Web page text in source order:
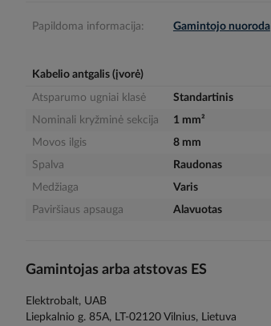
Papildoma informacija: Gamintojo nuoroda
Kabelio antgalis (įvorė)
Atsparumo ugniai klasė
Standartinis
Nominali kryžminė sekcija
1 mm²
Movos ilgis
8 mm
Spalva
Raudonas
Medžiaga
Varis
Paviršiaus apsauga
Alavuotas
Gamintojas arba atstovas ES
Elektrobalt, UAB
Liepkalnio g. 85A, LT-02120 Vilnius, Lietuva